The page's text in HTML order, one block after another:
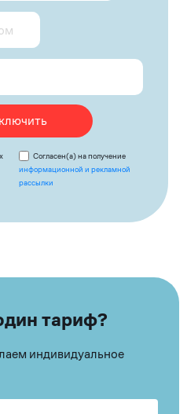
Согласен(а) на получение
информационной и рекламной
рассылки
тариф?
индивидуальное